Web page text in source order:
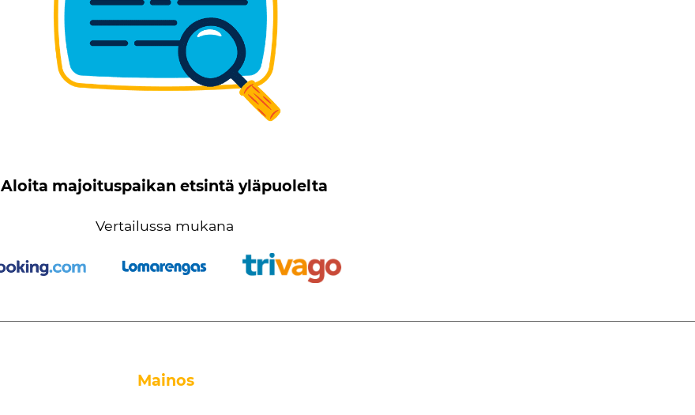
Aloita majoituspaikan etsintä yläpuolelta
Vertailussa mukana
Mainos